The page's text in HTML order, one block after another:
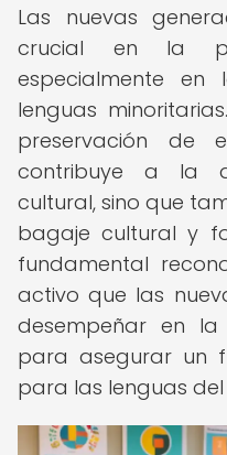
Las nuevas
crucial en la
especialmente
lenguas
preservación de
contribuye a la
cultural, sino que
bagaje cultural y
fundamental
activo que las
desempeñar en la
para asegurar un
para las lenguas